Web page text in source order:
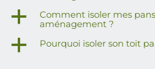
a
Comment isoler mes
aménagement ?
a Pourquoi isoler son toit